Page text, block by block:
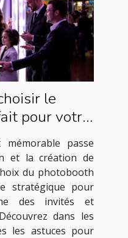
le
pour votre
?
mémorable passe
et la création de
du photobooth
stratégique pour
des invités et
dans les
les astuces pour